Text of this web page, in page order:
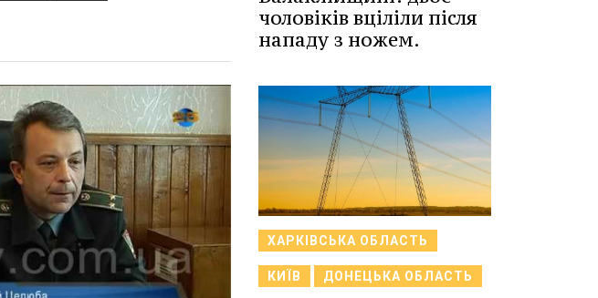
чоловіків вціліли після
нападу з ножем.
ХАРКІВСЬКА ОБЛАСТЬ
КИЇВ ДОНЕЦЬКА ОБЛАСТЬ